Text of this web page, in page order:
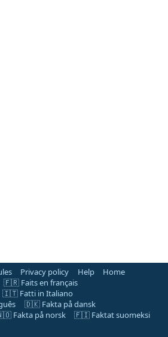
Privacy policy Help
Home
🇫🇷 Faits en français
🇮🇹 Fatti in Italiano
🇩🇰 Fakta på dansk
Fakta på norsk
🇫🇮 Faktat suomeksi